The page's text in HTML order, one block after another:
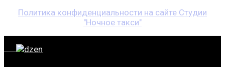
Политика конфиденциальности на сайте Студии
"Ночное такси"